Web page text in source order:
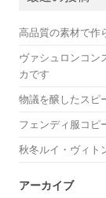
高品質の素材で作
ヴァシュロンコン
カです
物議を醸したスピ
フェンディ服コピ
秋冬ルイ・ヴィト
アーカイブ